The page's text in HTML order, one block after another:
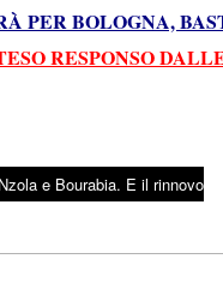
PER BOLOGNA,
RESPONSO
e Bourabia. E il rinnovo